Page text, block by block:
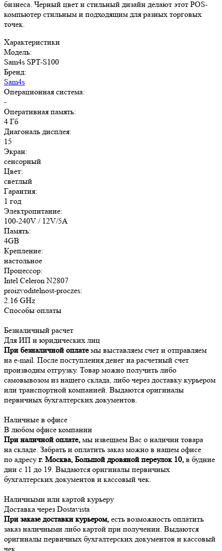
бизнеса. Черный цвет и стильный дизайн делают этот POS-
компьютер стильным и подходящим для разных торговых
точек.
Характеристики
Модель:
Sam4s SPT-S100
Бренд:
Sam4s
Операционная система:
-
Оперативная память:
4 Гб
Диагональ дисплея:
15
Экран:
сенсорный
Цвет:
светлый
Гарантия:
1 год
Электропитание:
100-240V / 12V/5A
Память:
4GB
Крепление:
настольное
Процессор:
Intel Celeron N2807
proizvoditelnost-proczes:
2.16 GHz
Способы оплаты
Безналичный расчет
Для ИП и юридических лиц
При безналичной оплатемы выставляем счет и отправляем
на e-mail. После поступления денег на расчетный счет
производим отгрузку. Товар можно получить либо
самовывозом из нашего склада, либо через доставку курьером
или транспортной компанией. Выдаются оригиналы
первичных бухгалтерских документов.
Наличные в офисе
В любом офисе компании
При наличной оплате, мы извещаем Вас о наличии товара
на складе. Забрать и оплатить заказ можно в нашем офисе
по адресу г. Москва, Большой дровяной переулок 10, в будние
дни с 11 до 19. Выдаются оригиналы первичных
бухгалтерских документов и кассовый чек.
Наличными или картой курьеру
Доставка через Dostavista
При заказе доставки курьером, есть возможность оплатить
заказ наличными либо картой при получении. Выдаются
оригиналы первичных бухгалтерских документов и кассовый
чек.